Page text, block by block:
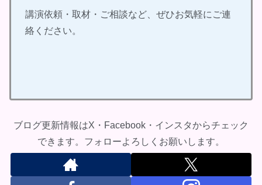
講演依頼・取材・ご相談など、ぜひお気軽にご連
絡ください。
ブログ更新情報はX・Facebook・インスタからチェック
できます。フォローよろしくお願いします。